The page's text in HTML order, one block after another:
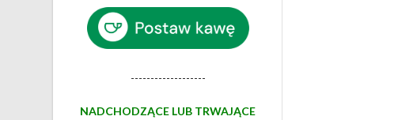
-------------------
NADCHODZĄCE LUB TRWAJĄCE